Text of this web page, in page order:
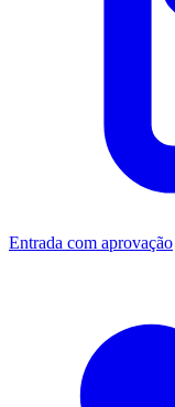
Entrada com aprovação